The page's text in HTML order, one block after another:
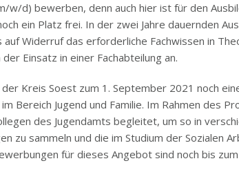
w/d) bewerben, denn auch hier ist für den
ein Platz frei. In der zwei Jahre dauernden
auf Widerruf das erforderliche Fachwissen in
Einsatz in einer Fachabteilung an.
Kreis Soest zum 1. September 2021 noch
Bereich Jugend und Familie. Im Rahmen des
des Jugendamts begleitet, um so in
zu sammeln und die im Studium der Sozialen
für dieses Angebot sind noch bis